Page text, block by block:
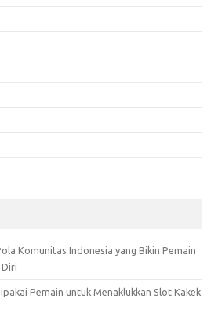
Komunitas Indonesia yang Bikin Pemain
Pemain untuk Menaklukkan Slot Kakek